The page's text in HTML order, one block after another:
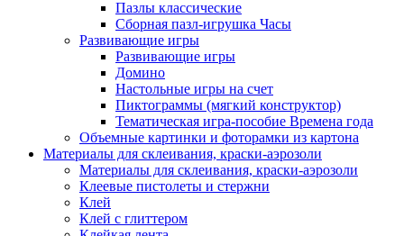
Пазлы классические
Сборная пазл-игрушка Часы
Развивающие игры
Развивающие игры
Домино
Настольные игры на счет
Пиктограммы (мягкий конструктор)
Тематическая игра-пособие Времена года
Объемные картинки и фоторамки из картона
Материалы для склеивания, краски-аэрозоли
Материалы для склеивания, краски-аэрозоли
Клеевые пистолеты и стержни
Клей
Клей с глиттером